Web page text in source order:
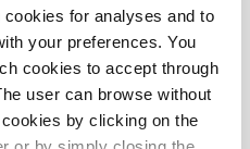
for analyses and to
your preferences. You
cookies to accept through
user can browse without
by clicking on the